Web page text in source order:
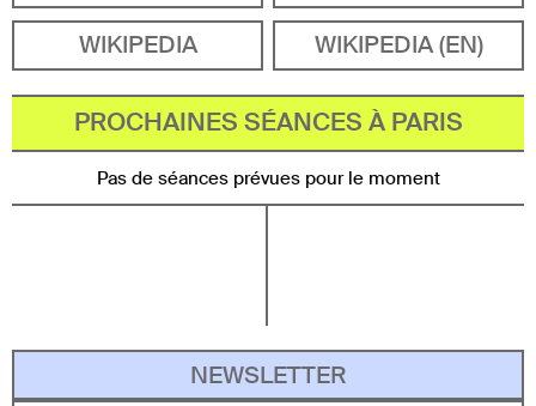
WIKIPEDIA
WIKIPEDIA (EN)
PROCHAINES SÉANCES À PARIS
Pas de séances prévues pour le moment
NEWSLETTER